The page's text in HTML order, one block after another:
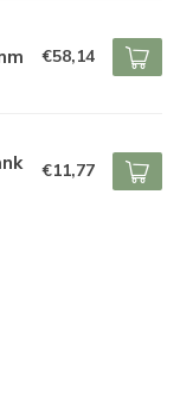
€58,14
€11,77